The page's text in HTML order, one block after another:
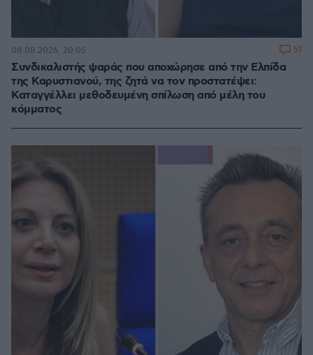
Συνδικαλιστής ψαράς που αποχώρησε από την Ελπίδα
της Καρυστιανού, της ζητά να τον προστατέψει:
Καταγγέλλει μεθοδευμένη σπίλωση από μέλη του
κόμματος
08.08.2026, 20:05 51